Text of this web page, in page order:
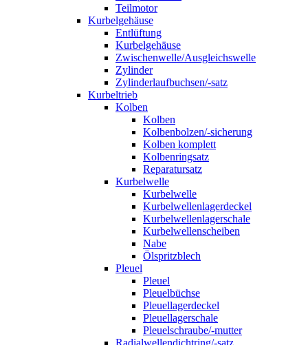
Teilmotor
Kurbelgehäuse
Entlüftung
Kurbelgehäuse
Zwischenwelle/Ausgleichswelle
Zylinder
Zylinderlaufbuchsen/-satz
Kurbeltrieb
Kolben
Kolben
Kolbenbolzen/-sicherung
Kolben komplett
Kolbenringsatz
Reparatursatz
Kurbelwelle
Kurbelwelle
Kurbelwellenlagerdeckel
Kurbelwellenlagerschale
Kurbelwellenscheiben
Nabe
Ölspritzblech
Pleuel
Pleuel
Pleuelbüchse
Pleuellagerdeckel
Pleuellagerschale
Pleuelschraube/-mutter
Radialwellendichtring/-satz